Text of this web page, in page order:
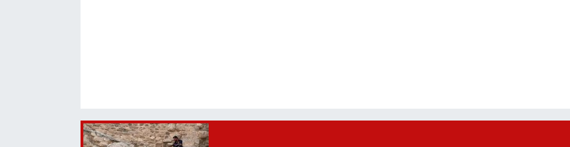
SAĞLIK